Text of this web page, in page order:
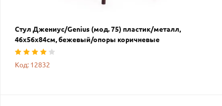
Стул Джениус/Genius (мод. 75) пластик/металл,
46x56x84cм, бежевый/опоры коричневые
Код: 12832